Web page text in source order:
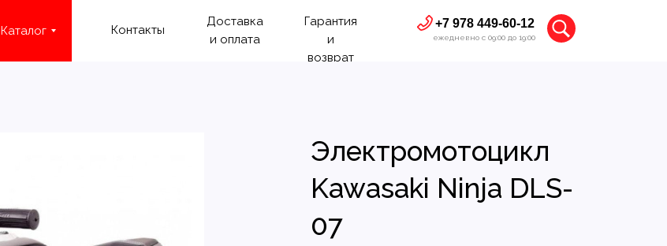
Контакты
Доставка
и оплата
Каталог
Гарантия
и
возврат
+7 978 449-60-12
ежедневно с 09:00 до 19:00
Электромотоцикл
Kawasaki Ninja DLS-
07